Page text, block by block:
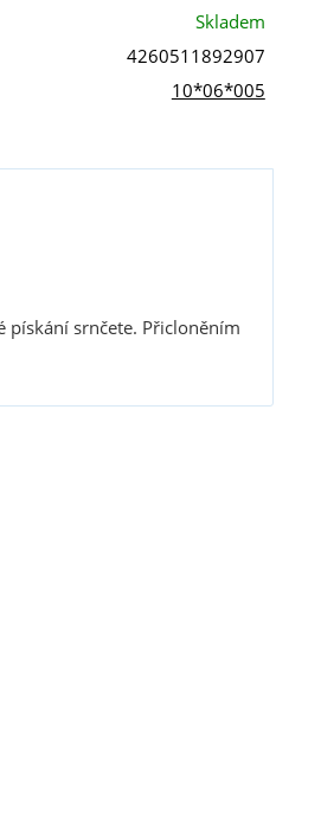
Skladem
4260511892907
10*06*005
pískání srnčete. Přicloněním